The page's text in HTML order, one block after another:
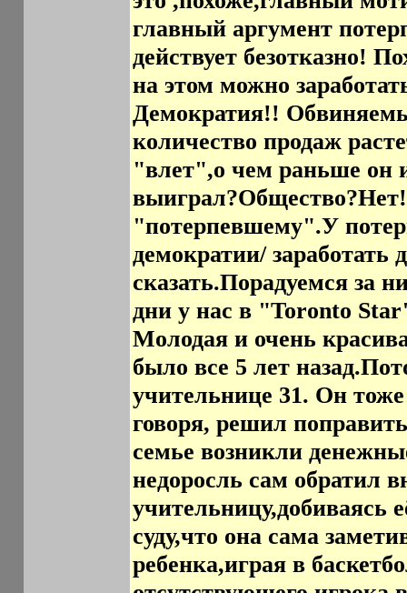
главный аргумент
действует безотказно!
на этом можно
Демократия!!
количество продаж
"влет",о чем раньше он
"потерпевшему".У
демократии/
сказать.Порадуемся за
дни у нас в "Toronto
Молодая и очень
было все 5 лет
учительнице 31. Он
говоря, решил
семье возникли
недоросль сам обратил
учительницу,добиваясь
суду,что она сама
ребенка,играя в